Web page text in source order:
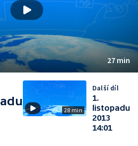
27 min
28 min
Další díl
1.
listopadu
2013
14:01